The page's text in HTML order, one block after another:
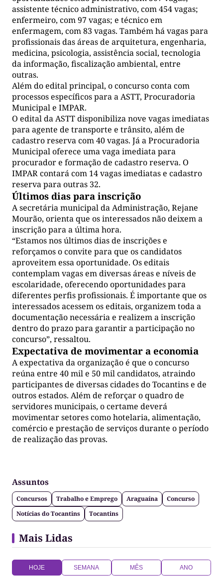
assistente técnico administrativo, com 454 vagas;
enfermeiro, com 97 vagas; e técnico em
enfermagem, com 83 vagas. Também há vagas para
profissionais das áreas de arquitetura, engenharia,
medicina, psicologia, assistência social, tecnologia
da informação, fiscalização ambiental, entre
outras.
Além do edital principal, o concurso conta com
processos específicos para a ASTT, Procuradoria
Municipal e IMPAR.
O edital da ASTT disponibiliza nove vagas imediatas
para agente de transporte e trânsito, além de
cadastro reserva com 40 vagas. Já a Procuradoria
Municipal oferece uma vaga imediata para
procurador e formação de cadastro reserva. O
IMPAR contará com 14 vagas imediatas e cadastro
reserva para outras 32.
Últimos dias para inscrição
A secretária municipal da Administração, Rejane
Mourão, orienta que os interessados não deixem a
inscrição para a última hora.
“Estamos nos últimos dias de inscrições e
reforçamos o convite para que os candidatos
aproveitem essa oportunidade. Os editais
contemplam vagas em diversas áreas e níveis de
escolaridade, oferecendo oportunidades para
diferentes perfis profissionais. É importante que os
interessados acessem os editais, organizem toda a
documentação necessária e realizem a inscrição
dentro do prazo para garantir a participação no
concurso”, ressaltou.
Expectativa de movimentar a economia
A expectativa da organização é que o concurso
reúna entre 40 mil e 50 mil candidatos, atraindo
participantes de diversas cidades do Tocantins e de
outros estados. Além de reforçar o quadro de
servidores municipais, o certame deverá
movimentar setores como hotelaria, alimentação,
comércio e prestação de serviços durante o período
de realização das provas.
Assuntos
Concursos Trabalho e Emprego Araguaína
Concurso
Notícias do Tocantins
Tocantins
Mais Lidas
HOJE SEMANA MÊS ANO